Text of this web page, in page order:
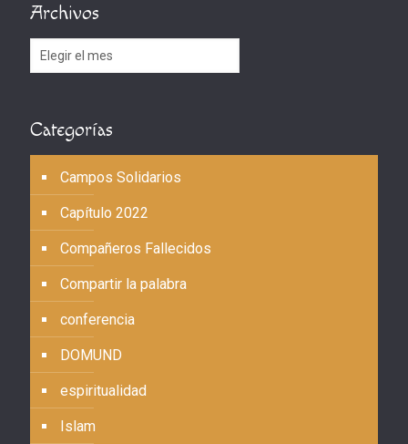
Archivos
Archivos
Categorías
Campos Solidarios
Capítulo 2022
Compañeros Fallecidos
Compartir la palabra
conferencia
DOMUND
espiritualidad
Islam